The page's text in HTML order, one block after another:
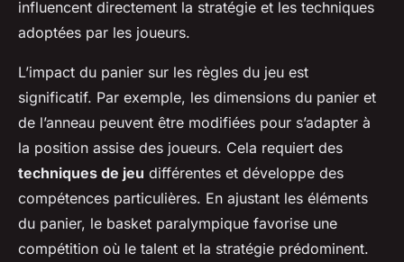
influencent directement la stratégie et les techniques
adoptées par les joueurs.
L’impact du panier sur les règles du jeu est
significatif. Par exemple, les dimensions du panier et
de l’anneau peuvent être modifiées pour s’adapter à
la position assise des joueurs. Cela requiert des
techniques de jeu différentes et développe des
compétences particulières. En ajustant les éléments
du panier, le basket paralympique favorise une
compétition où le talent et la stratégie prédominent.